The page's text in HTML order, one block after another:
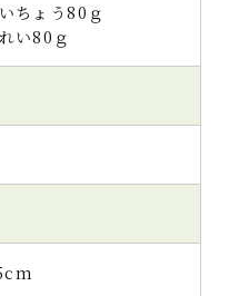
ちょう80ｇ
い80ｇ